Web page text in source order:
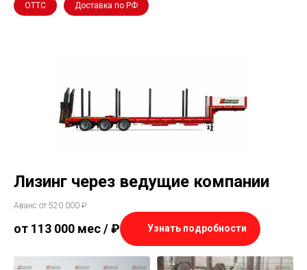
ОТТС Доставка по РФ
Лизинг через ведущие компании
Аванс от 520 000 ₽
от 113 000 мес /₽ Узнать подробности